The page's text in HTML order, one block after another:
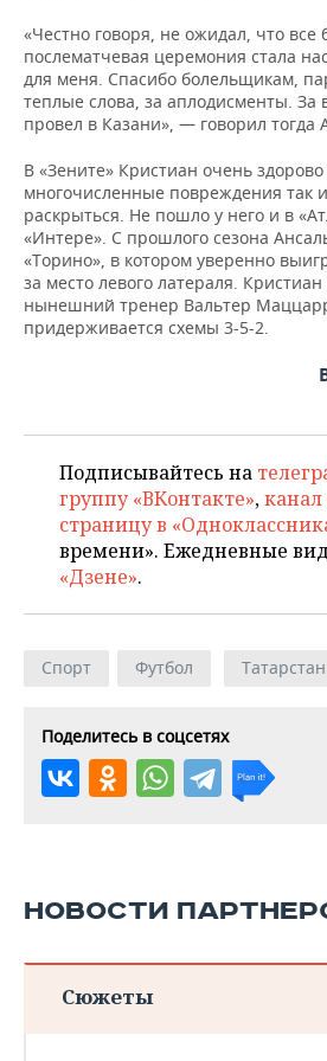
«Честно говоря, не ожидал, что все
послематчевая церемония стала
для меня. Спасибо болельщикам,
теплые слова, за аплодисменты. За
провел в Казани», — говорил тогда
В «Зените» Кристиан очень
многочисленные повреждения так
раскрыться. Не пошло у него и в
«Интере». С прошлого сезона
«Торино», в котором уверенно
за место левого латераля. Кристиан
нынешний тренер Вальтер
придерживается схемы 3-5-2.
Подписывайтесь на
группу «ВКонтакте»,канал
страницу в
времени». Ежедневные
«Дзене».
Спорт Футбол Татарстан
Поделитесь в соцсетях
НОВОСТИ
Сюжеты